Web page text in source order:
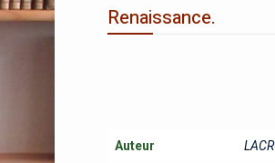
Renaissance.
Auteur